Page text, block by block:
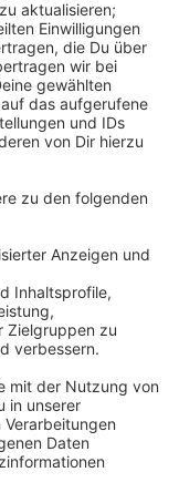
kostenlosen
Nachrichten,
- wir